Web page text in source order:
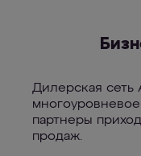
Дилерская
партнеры
продаж.